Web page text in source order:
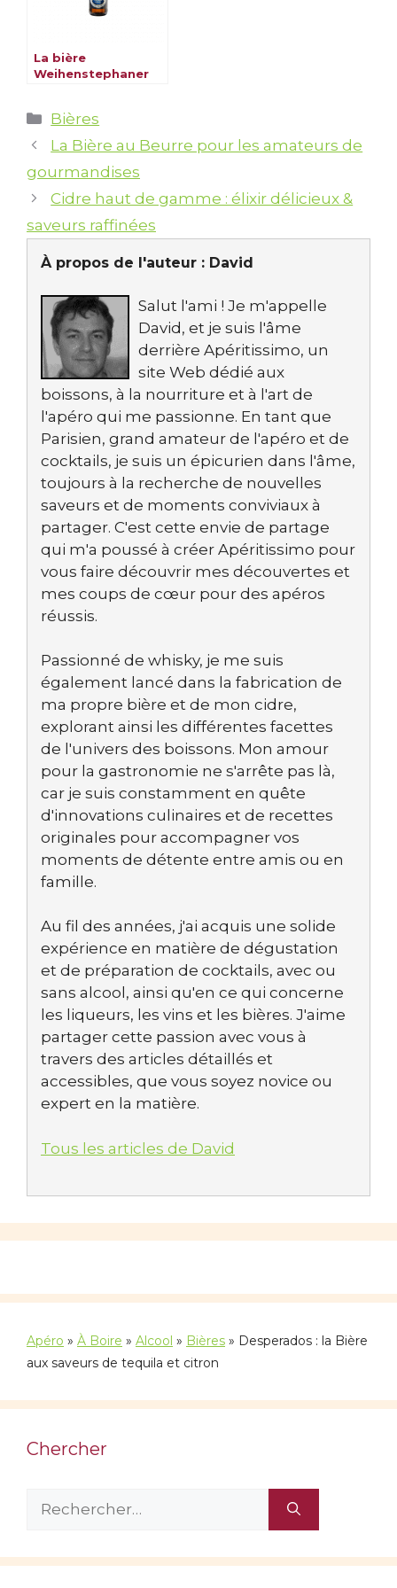
La bière
Weihenstephaner
Catégories
Bières
La Bière au Beurre pour les amateurs de
gourmandises
Cidre haut de gamme : élixir délicieux &
saveurs raffinées
À propos de l'auteur : David
Salut l'ami ! Je m'appelle
David, et je suis l'âme
derrière Apéritissimo, un
site Web dédié aux
boissons, à la nourriture et à l'art de
l'apéro qui me passionne. En tant que
Parisien, grand amateur de l'apéro et de
cocktails, je suis un épicurien dans l'âme,
toujours à la recherche de nouvelles
saveurs et de moments conviviaux à
partager. C'est cette envie de partage
qui m'a poussé à créer Apéritissimo pour
vous faire découvrir mes découvertes et
mes coups de cœur pour des apéros
réussis.
Passionné de whisky, je me suis
également lancé dans la fabrication de
ma propre bière et de mon cidre,
explorant ainsi les différentes facettes
de l'univers des boissons. Mon amour
pour la gastronomie ne s'arrête pas là,
car je suis constamment en quête
d'innovations culinaires et de recettes
originales pour accompagner vos
moments de détente entre amis ou en
famille.
Au fil des années, j'ai acquis une solide
expérience en matière de dégustation
et de préparation de cocktails, avec ou
sans alcool, ainsi qu'en ce qui concerne
les liqueurs, les vins et les bières. J'aime
partager cette passion avec vous à
travers des articles détaillés et
accessibles, que vous soyez novice ou
expert en la matière.
Tous les articles de David
Apéro » À Boire » Alcool » Bières » Desperados : la Bière
aux saveurs de tequila et citron
Chercher
Rechercher :